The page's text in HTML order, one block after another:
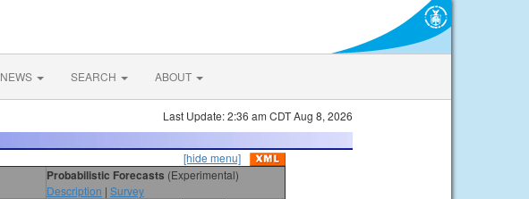
NEWS SEARCH ABOUT
Last Update: 2:36 am CDT Aug 8, 2026
[hide menu]
Probabilistic Forecasts (Experimental)
Description | Survey